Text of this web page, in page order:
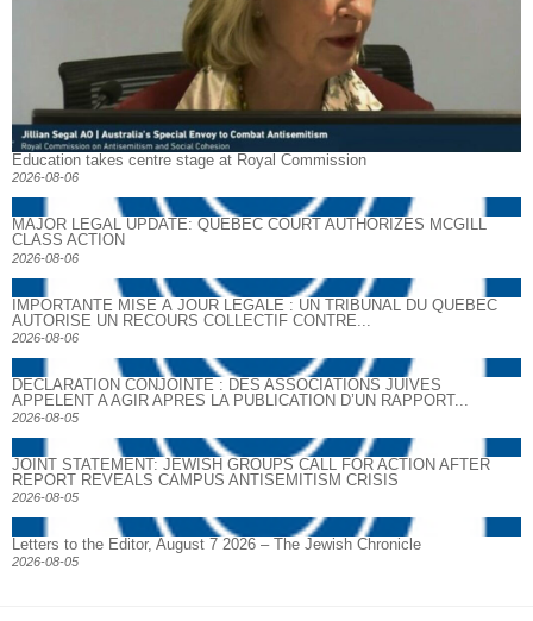
Education takes centre stage at Royal Commission
2026-08-06
MAJOR LEGAL UPDATE: QUEBEC COURT AUTHORIZES MCGILL
CLASS ACTION
2026-08-06
IMPORTANTE MISE À JOUR LÉGALE : UN TRIBUNAL DU QUÉBEC
AUTORISE UN RECOURS COLLECTIF CONTRE...
2026-08-06
DECLARATION CONJOINTE : DES ASSOCIATIONS JUIVES
APPELENT A AGIR APRES LA PUBLICATION D’UN RAPPORT...
2026-08-05
JOINT STATEMENT: JEWISH GROUPS CALL FOR ACTION AFTER
REPORT REVEALS CAMPUS ANTISEMITISM CRISIS
2026-08-05
Letters to the Editor, August 7 2026 – The Jewish Chronicle
2026-08-05